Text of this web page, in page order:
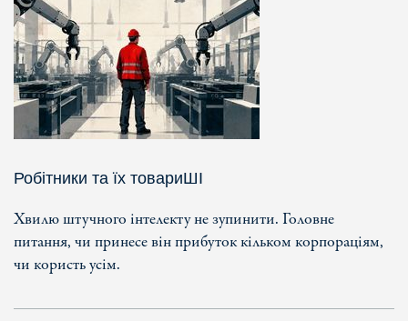
Робітники та їх товариШІ
Хвилю штучного інтелекту не зупинити. Головне
питання, чи принесе він прибуток кільком корпораціям,
чи користь усім.